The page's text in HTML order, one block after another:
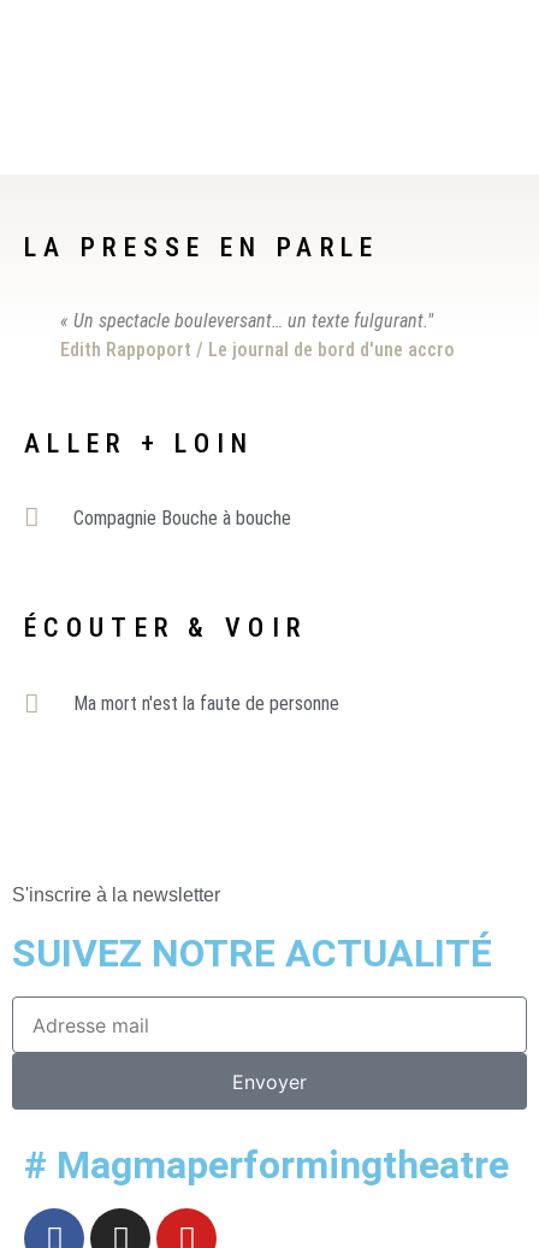
LA PRESSE EN PARLE
« Un spectacle bouleversant… un texte fulgurant."
Edith Rappoport / Le journal de bord d'une accro
ALLER + LOIN
Compagnie Bouche à bouche
ÉCOUTER & VOIR
Ma mort n'est la faute de personne
S'inscrire à la newsletter
SUIVEZ NOTRE ACTUALITÉ
Envoyer
# Magmaperformingtheatre